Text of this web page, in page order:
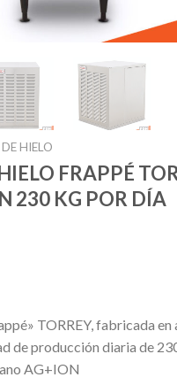
HIELO
FRAPPÉ
230 KG POR DÍA
TORREY, fabricada en
de producción diaria de
AG+ION